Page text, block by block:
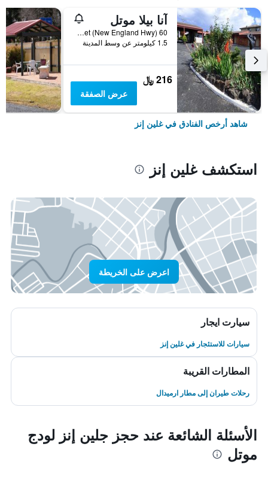
آنا بيلا موتل
60 Church Steet (New England Hwy), غلين إنز, NSW, أستراليا
1.5 كيلومتر عن وسط المدينة
216 ﷼
عرض الصفقة
شاهد أرخص الفنادق في غلين إنز
استكشف غلين إنز
اعرض على الخريطة
سيارت ايجار
سيارات للاستئجار في غلين إنز
المطارات القريبة
رحلات طيران إلى مطار ارميدال
الأسئلة الشائعة عند حجز جلين إنز لودج
موتل